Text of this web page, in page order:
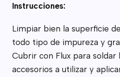
Instrucciones:
Limpiar bien la superficie
todo tipo de impureza y
Cubrir con Flux para soldar
accesorios a utilizar y